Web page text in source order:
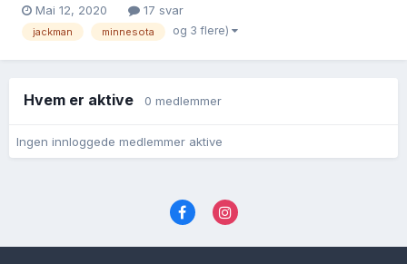
f. i Goodhue Co., Minn. 17.8.1867, d. i Moose Lake, Minn. 19.12.1918.
Han gifte seg i Hous...
Mai 12, 2020 17 svar
jackman minnesota og 3 flere)
Hvem er aktive 0 medlemmer
Ingen innloggede medlemmer aktive